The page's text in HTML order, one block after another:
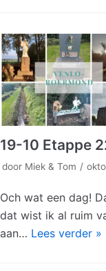
19-10 Etappe
door Miek & Tom
Och wat een dag!
dat wist ik al ruim
aan… Lees verder »